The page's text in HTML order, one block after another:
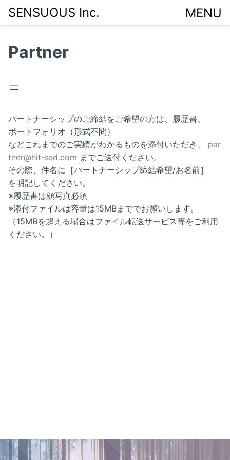
SENSUOUS Inc. MENU
Home>Partner
Partner
パートナーシップのご締結をご希望の方は、履歴書、
ポートフォリオ（形式不問）
などこれまでのご実績がわかるものを添付いただき、 par
tner@hit-ssd.com までご送付ください。
その際、件名に［パートナーシップ締結希望/お名前］
を明記してください。
※履歴書は顔写真必須
※添付ファイルは容量は15MBまででお願いします。
（15MBを超える場合はファイル転送サービス等をご利用
ください。）